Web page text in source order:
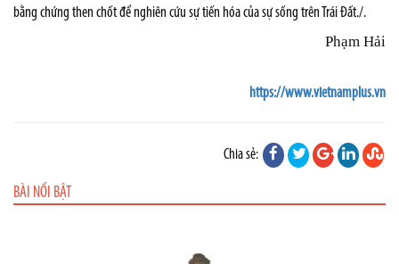
bằng chứng then chốt để nghiên cứu sự tiến hóa của sự sống trên Trái Đất./.
Phạm Hải
https://www.vietnamplus.vn
Chia sẻ:
BÀI NỔI BẬT